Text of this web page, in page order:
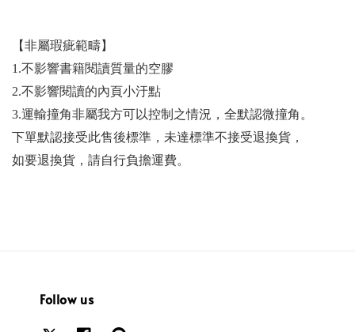
【非屬瑕疵範疇】
1.不影響書籍閱讀質量的空膠
2.不影響閱讀的內頁小汙點
3.運輸撞角非屬我方可以控制之情況，全默認微撞角。
下單默認接受此售後標準，未達標準不接受退換貨，
如要退換貨，請自行負擔運費。
Follow us